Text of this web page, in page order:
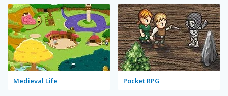
Medieval Life Pocket RPG